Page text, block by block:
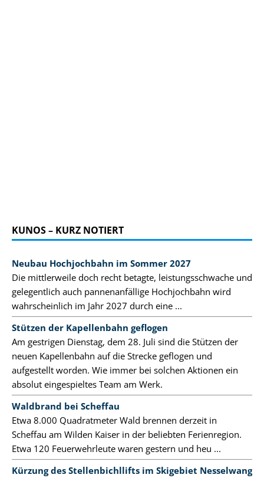
KUNOS – KURZ NOTIERT
Neubau Hochjochbahn im Sommer 2027
Die mittlerweile doch recht betagte, leistungsschwache und
gelegentlich auch pannenanfällige Hochjochbahn wird
wahrscheinlich im Jahr 2027 durch eine ...
Stützen der Kapellenbahn geflogen
Am gestrigen Dienstag, dem 28. Juli sind die Stützen der
neuen Kapellenbahn auf die Strecke geflogen und
aufgestellt worden. Wie immer bei solchen Aktionen ein
absolut eingespieltes Team am Werk.
Waldbrand bei Scheffau
Etwa 8.000 Quadratmeter Wald brennen derzeit in
Scheffau am Wilden Kaiser in der beliebten Ferienregion.
Etwa 120 Feuerwehrleute waren gestern und heu ...
Kürzung des Stellenbichllifts im Skigebiet Nesselwang